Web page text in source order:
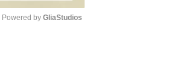
Powered by GliaStudios